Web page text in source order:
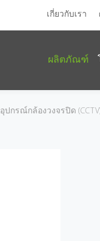
เกี่ยวกับเรา
ผลิตภัณฑ์
อุปกรณ์กล้องวงจรปิด